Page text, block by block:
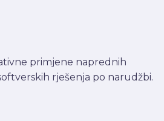
primjene naprednih
rješenja po narudžbi.